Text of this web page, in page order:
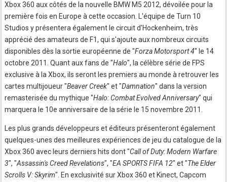
Xbox 360 aux côtés de la nouvelle BMW M5 2012, dévoilée pour la
première fois en Europe à cette occasion. L'équipe de Turn 10
Studios y présentera également le circuit d'Hockenheim, très
apprécié des amateurs de F1, qui s'ajoute aux nombreux circuits
disponibles dès la sortie européenne de "Forza Motorsport 4" le 14
octobre 2011. Quant aux fans de "Halo", la célèbre série de FPS
exclusive à la Xbox, ils seront les premiers au monde à retrouver les
cartes multijoueur "Beaver Creek" et "Damnation" dans la version
remasterisée du mythique "Halo: Combat Evolved Anniversary" qui
marquera le 10e anniversaire de la série le 15 novembre 2011.
Les plus grands développeurs et éditeurs présenteront également
quelques-unes des meilleures expériences de jeu du catalogue de la
Xbox 360 avec leurs derniers hits dont "Call of Duty: Modern Warfare
3", "Assassin's Creed Revelations", "EA SPORTS FIFA 12" et "The Elder
Scrolls V: Skyrim". En exclusivité sur Xbox 360 et Kinect, Capcom